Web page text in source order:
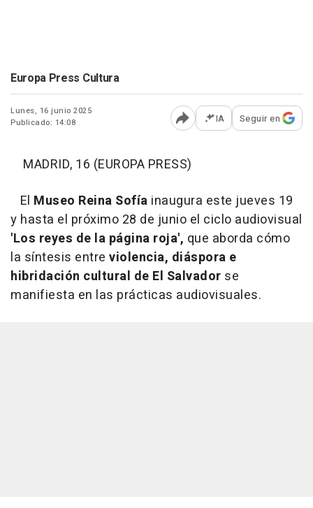
Europa Press Cultura
Lunes, 16 junio 2025
Publicado: 14:08
Abrir opciones para
IA Seguir en
MADRID, 16 (EUROPA PRESS)
El Museo Reina Sofía inaugura este jueves 19
y hasta el próximo 28 de junio el ciclo audiovisual
'Los reyes de la página roja', que aborda cómo
la síntesis entre violencia, diáspora e
hibridación cultural de El Salvador se
manifiesta en las prácticas audiovisuales.